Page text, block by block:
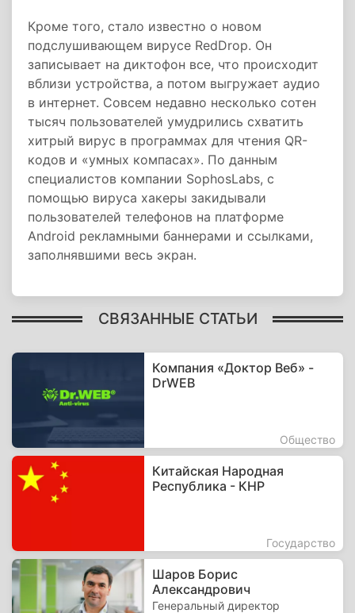
Кроме того, стало известно о новом
подслушивающем вирусе RedDrop. Он
записывает на диктофон все, что происходит
вблизи устройства, а потом выгружает аудио
в интернет. Совсем недавно несколько сотен
тысяч пользователей умудрились схватить
хитрый вирус в программах для чтения QR-
кодов и «умных компасах». По данным
специалистов компании SophosLabs, с
помощью вируса хакеры закидывали
пользователей телефонов на платформе
Android рекламными баннерами и ссылками,
заполнявшими весь экран.
СВЯЗАННЫЕ СТАТЬИ
Компания «Доктор Веб» -
DrWEB
Общество
Китайская Народная
Республика - КНР
Государство
Шаров Борис
Александрович
Генеральный директор